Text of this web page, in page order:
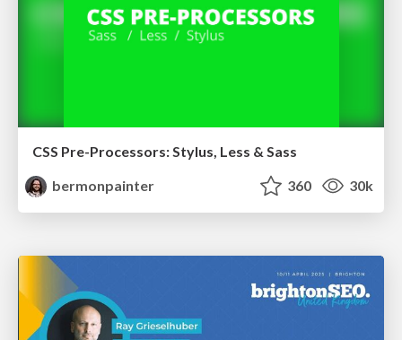
CSS Pre-Processors: Stylus, Less & Sass
bermonpainter
360 30k